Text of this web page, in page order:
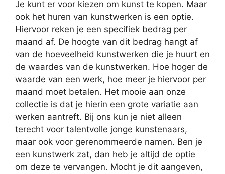
Je kunt er voor kiezen om kunst te kopen. Maar
ook het huren van kunstwerken is een optie.
Hiervoor reken je een specifiek bedrag per
maand af. De hoogte van dit bedrag hangt af
van de hoeveelheid kunstwerken die je huurt en
de waardes van de kunstwerken. Hoe hoger de
waarde van een werk, hoe meer je hiervoor per
maand moet betalen. Het mooie aan onze
collectie is dat je hierin een grote variatie aan
werken aantreft. Bij ons kun je niet alleen
terecht voor talentvolle jonge kunstenaars,
maar ook voor gerenommeerde namen. Ben je
een kunstwerk zat, dan heb je altijd de optie
om deze te vervangen. Mocht je dit aangeven,